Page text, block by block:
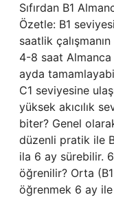
Sıfırdan B1
Özetle: B1
saatlik
4-8 saat
ayda
C1 seviyesine
yüksek akıcılık
biter? Genel
düzenli pratik ile
ila 6 ay sürebilir.
öğrenilir? Orta
öğrenmek 6 ay ile